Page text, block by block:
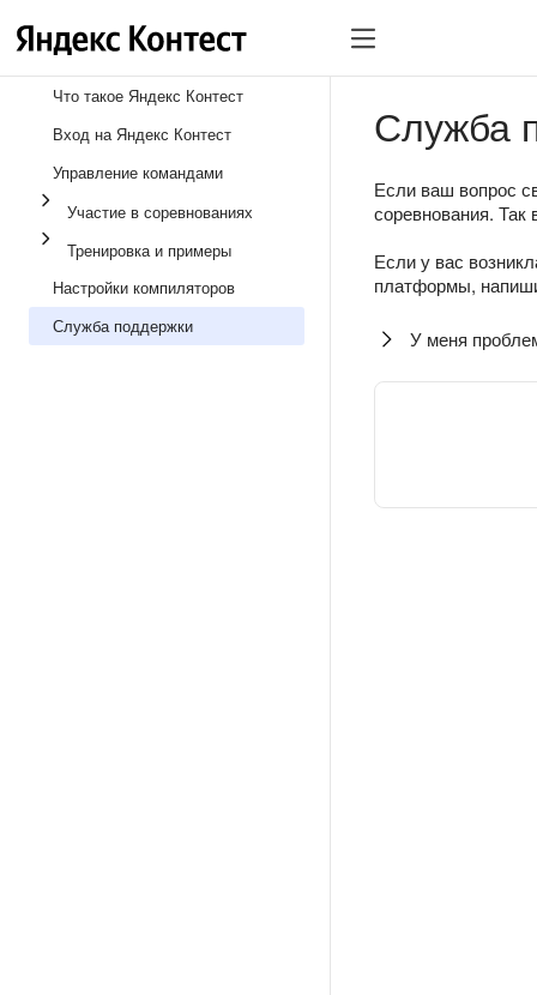
Что такое Яндекс Контест
Вход на Яндекс Контест
Управление командами
Участие в соревнованиях
Тренировка и примеры
Настройки компиляторов
Служба поддержки
Служба
Если ваш вопрос
соревнования. Так
Если у вас
платформы,
У меня